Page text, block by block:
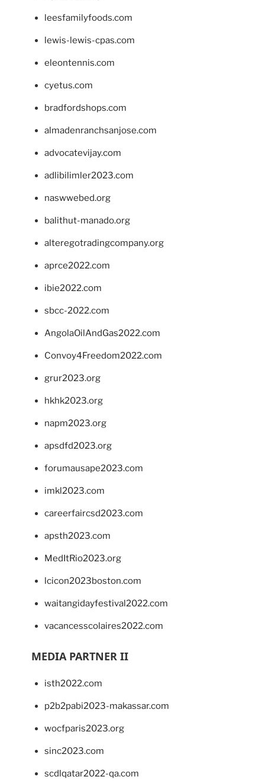
leesfamilyfoods.com
lewis-lewis-cpas.com
eleontennis.com
cyetus.com
bradfordshops.com
almadenranchsanjose.com
advocatevijay.com
adlibilimler2023.com
naswwebed.org
balithut-manado.org
alteregotradingcompany.org
aprce2022.com
ibie2022.com
sbcc-2022.com
AngolaOilAndGas2022.com
Convoy4Freedom2022.com
grur2023.org
hkhk2023.org
napm2023.org
apsdfd2023.org
forumausape2023.com
imkl2023.com
careerfaircsd2023.com
apsth2023.com
MedItRio2023.org
lcicon2023boston.com
waitangidayfestival2022.com
vacancesscolaires2022.com
MEDIA PARTNER II
isth2022.com
p2b2pabi2023-makassar.com
wocfparis2023.org
sinc2023.com
scdlqatar2022-qa.com